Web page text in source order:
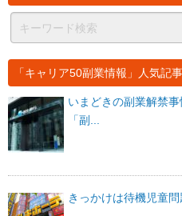
「キャリア50副業情報」人気記事
いまどきの副業解禁
「副...
きっかけは待機児童